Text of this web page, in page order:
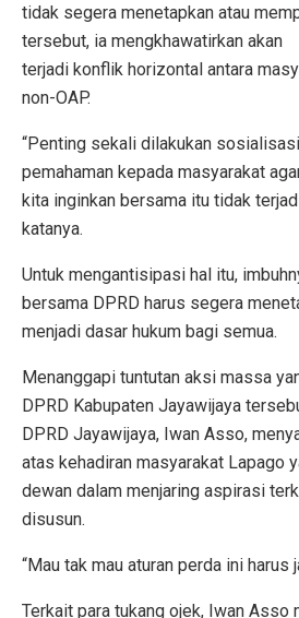
tidak segera menetapkan atau
tersebut, ia mengkhawatirkan akan
terjadi konflik horizontal antara
non-OAP.
“Penting sekali dilakukan
pemahaman kepada masyarakat
kita inginkan bersama itu tidak
katanya.
Untuk mengantisipasi hal itu,
bersama DPRD harus segera
menjadi dasar hukum bagi semua.
Menanggapi tuntutan aksi massa
DPRD Kabupaten Jayawijaya
DPRD Jayawijaya, Iwan Asso,
atas kehadiran masyarakat Lapago
dewan dalam menjaring aspirasi
disusun.
“Mau tak mau aturan perda ini harus
Terkait para tukang ojek, Iwan Asso